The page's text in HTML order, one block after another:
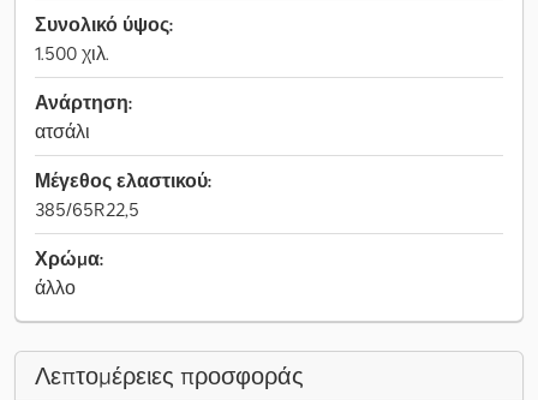
Συνολικό ύψος:
1.500 χιλ.
Ανάρτηση:
ατσάλι
Μέγεθος ελαστικού:
385/65R22,5
Χρώμα:
άλλο
Λεπτομέρειες προσφοράς